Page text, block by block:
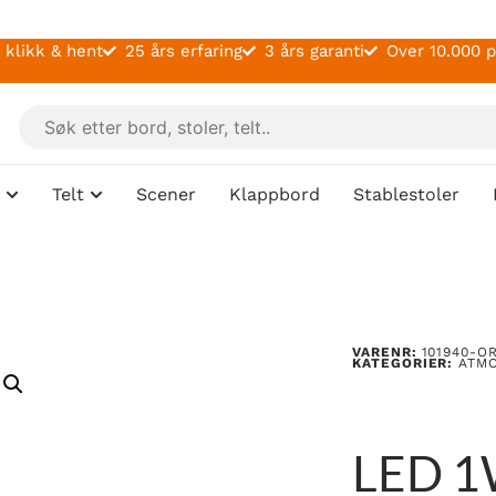
klikk & hent 25 års erfaring 3 års garanti Over 10.000
Telt Scener Klappbord Stablestoler
VARENR: 101940-
KATEGORIER:
LED